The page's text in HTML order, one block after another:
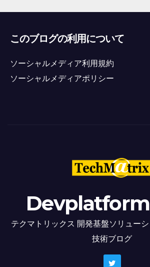
このブログの利用について
ソーシャルメディア利用規約
ソーシャルメディアポリシー
テクマトリックス 開発基盤ソリュー
技術ブログ